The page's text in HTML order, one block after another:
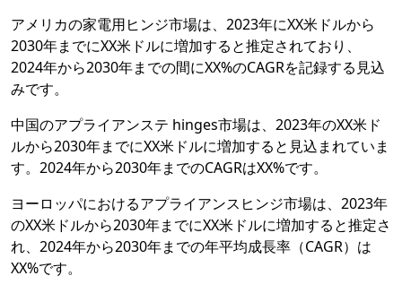
アメリカの家電用ヒンジ市場は、2023年にXX米ドルから
2030年までにXX米ドルに増加すると推定されており、
2024年から2030年までの間にXX%のCAGRを記録する見込
みです。
中国のアプライアンステ hinges市場は、2023年のXX米ド
ルから2030年までにXX米ドルに増加すると見込まれていま
す。2024年から2030年までのCAGRはXX%です。
ヨーロッパにおけるアプライアンスヒンジ市場は、2023年
のXX米ドルから2030年までにXX米ドルに増加すると推定さ
れ、2024年から2030年までの年平均成長率（CAGR）は
XX%です。